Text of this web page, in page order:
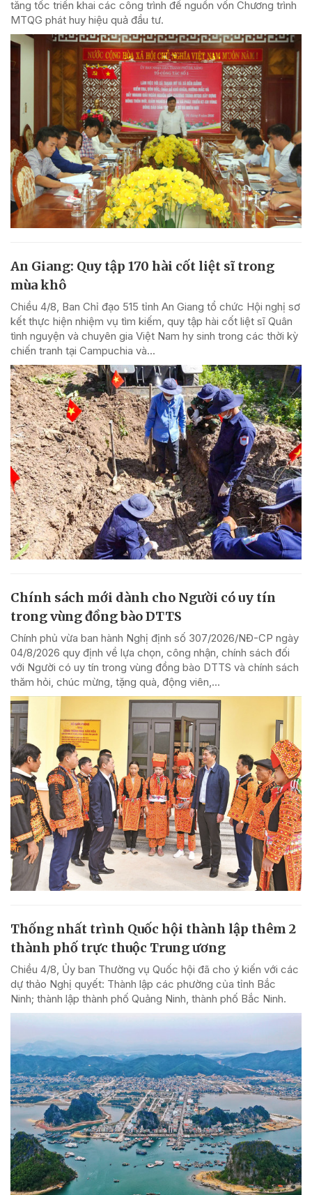
tăng tốc triển khai các công trình để nguồn vốn Chương trình
MTQG phát huy hiệu quả đầu tư.
An Giang: Quy tập 170 hài cốt liệt sĩ trong
mùa khô
Chiều 4/8, Ban Chỉ đạo 515 tỉnh An Giang tổ chức Hội nghị sơ
kết thực hiện nhiệm vụ tìm kiếm, quy tập hài cốt liệt sĩ Quân
tình nguyện và chuyên gia Việt Nam hy sinh trong các thời kỳ
chiến tranh tại Campuchia và...
Chính sách mới dành cho Người có uy tín
trong vùng đồng bào DTTS
Chính phủ vừa ban hành Nghị định số 307/2026/NĐ-CP ngày
04/8/2026 quy định về lựa chọn, công nhận, chính sách đối
với Người có uy tín trong vùng đồng bào DTTS và chính sách
thăm hỏi, chúc mừng, tặng quà, động viên,...
Thống nhất trình Quốc hội thành lập thêm 2
thành phố trực thuộc Trung ương
Chiều 4/8, Ủy ban Thường vụ Quốc hội đã cho ý kiến với các
dự thảo Nghị quyết: Thành lập các phường của tỉnh Bắc
Ninh; thành lập thành phố Quảng Ninh, thành phố Bắc Ninh.